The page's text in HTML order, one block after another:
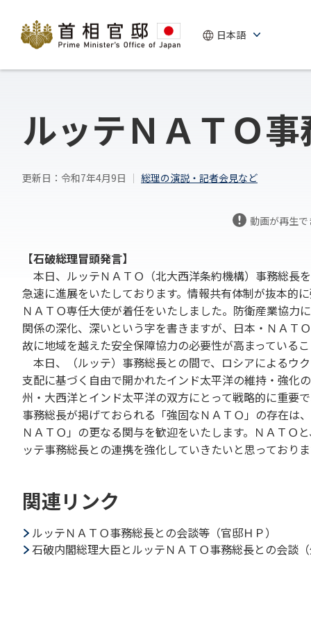
ルッテＮＡＴＯ
更新日：令和7年4月9日 総理の演説・記者会見など
動画が再生
【石破総理冒頭発言】
本日、ルッテＮＡＴＯ（北大西洋条約機構）事務総長
急速に進展をいたしております。情報共有体制が抜本的
ＮＡＴＯ専任大使が着任をいたしました。防衛産業協力
関係の深化、深いという字を書きますが、日本・ＮＡＴ
故に地域を越えた安全保障協力の必要性が高まっているこ
本日、（ルッテ）事務総長との間で、ロシアによるウ
支配に基づく自由で開かれたインド太平洋の維持・強化
州・大西洋とインド太平洋の双方にとって戦略的に重要
事務総長が掲げておられる「強固なＮＡＴＯ」の存在は
ＮＡＴＯ」の更なる関与を歓迎をいたします。ＮＡＴＯ
ッテ事務総長との連携を強化していきたいと思っておりま
関連リンク
ルッテＮＡＴＯ事務総長との会談等（官邸ＨＰ）
石破内閣総理大臣とルッテＮＡＴＯ事務総長との会談（